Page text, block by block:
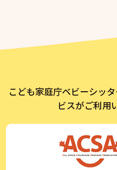
こども家庭庁ベビーシッ
ビスがご利用